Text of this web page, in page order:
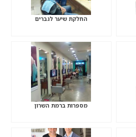
החלקת שיער לגברים
מספרות ברמת השרון